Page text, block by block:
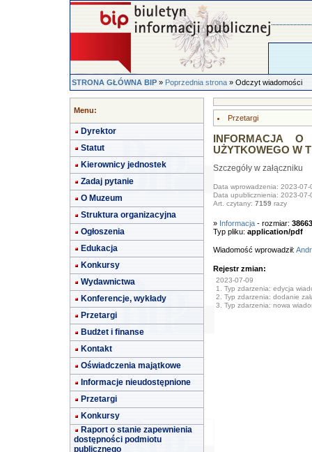
STRONA GŁÓWNA BIP»Poprzednia strona» Odczyt wiadomości
Menu:
Dyrektor
Statut
Kierownicy jednostek
Zadaj pytanie
O Muzeum
Struktura organizacyjna
Ogłoszenia
Edukacja
Konkursy
Wydawnictwa
Konferencje, wykłady
Przetargi
Budżet i finanse
Kontakt
Oświadczenia majątkowe
Informacje nieudostępnione
Przetargi
Konkursy
Raport o stanie zapewnienia
dostępności podmiotu
publicznego
Przetargi
INFORMACJA
UŻYTKOWEGO W
Szczegóły w załączniku
Data wprowadzenia: 2023-07-
Data upublicznienia: 2023-07-
Art. czytany: 7159 razy
» Informacja - rozmiar: 38663
Typ pliku: application/pdf
Wiadomość wprowadził:
Rejestr zmian:
2023-07-09
1. Typ zdarzenia: edycja
2. Typ zdarzenia: dodanie
3. Typ zdarzenia: nowa